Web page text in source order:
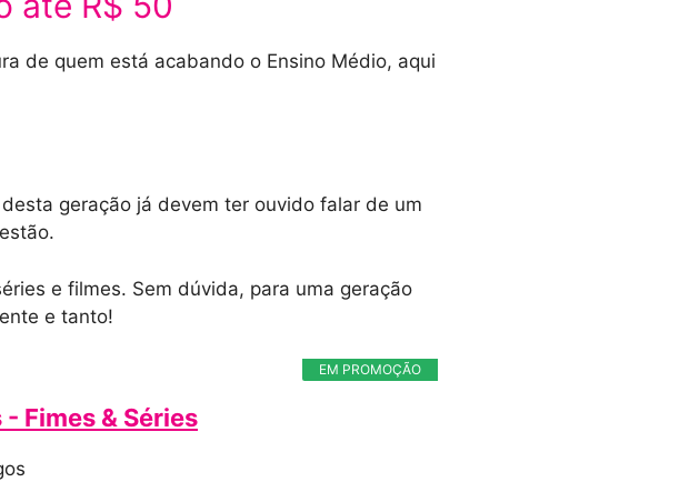
de quem está acabando o Ensino Médio, aqui
geração já devem ter ouvido falar de um
e filmes. Sem dúvida, para uma geração
e tanto!
EM PROMOÇÃO
Fimes & Séries